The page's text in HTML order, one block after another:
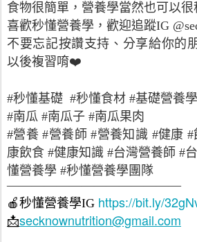
食物很簡單，營養學當然也可以很
喜歡秒懂營養學，歡迎追蹤IG
不要忘記按讚支持、分享給你的
以後複習唷❤️
#秒懂基礎 #秒懂食材 #基礎營養
#南瓜 #南瓜子 #南瓜果肉
#營養 #營養師 #營養知識 #健康
康飲食 #健康知識 #台灣營養師 #
懂營養學 #秒懂營養學團隊
——————————————
🍎秒懂營養學IG https://bit.ly/
📩secknownutrition@gmail.com